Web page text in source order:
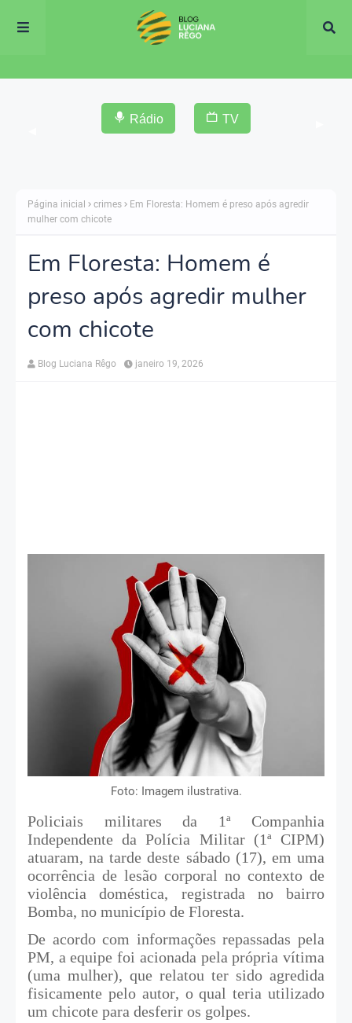
Rádio TV
Página inicial crimes
Em Floresta: Homem é preso após agredir
mulher com chicote
Em Floresta: Homem é
preso após agredir mulher
com chicote
Blog Luciana Rêgo janeiro 19, 2026
Foto: Imagem ilustrativa.
Policiais militares da 1ª Companhia
Independente da Polícia Militar (1ª CIPM)
atuaram, na tarde deste sábado (17), em uma
ocorrência de lesão corporal no contexto de
violência doméstica, registrada no bairro
Bomba, no município de Floresta.
De acordo com informações repassadas pela
PM, a equipe foi acionada pela própria vítima
(uma mulher), que relatou ter sido agredida
fisicamente pelo autor, o qual teria utilizado
um chicote para desferir os golpes.